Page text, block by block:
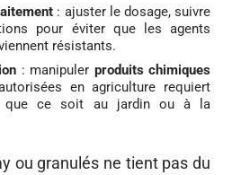
: ajuster le dosage, suivre
pour éviter que les agents
résistants.
: manipuler produits chimiques
en agriculture requiert
que ce soit au jardin ou à la
ou granulés ne tient pas du